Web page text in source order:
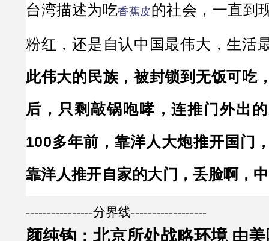
台湾描述为吃香蕉皮的社会，一直到
粉红，还是自认中国最伟大，生活
此伟大的民族，被封锁到无饭可吃
后，只剩敲锅咆哮，连推门外出
100多年前，靠洋人大炮推开国门
靠洋人推开自家的大门，丢脸啊，
----------------分界线------------------
颜纯钩：北京所处战略环境 由